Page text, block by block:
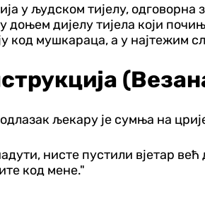
у људском тијелу,
доњем дијелу тијела који
код мушкараца, а у најтежим
љекару је сумња на
нисте пустили вјетар
код мене."